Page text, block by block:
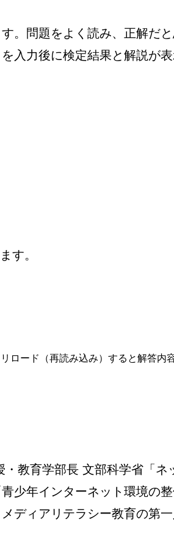
。問題をよく読み、正解だ
入力後に検定結果と解説が表
す。
ロード（再読み込み）すると解答内
教育学部長 文部科学省「ネ
少年インターネット環境の整
ディアリテラシー教育の第